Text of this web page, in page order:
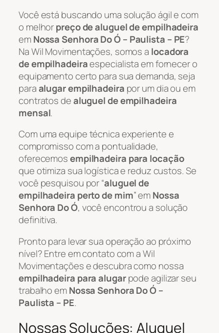
Você está buscando uma solução ágil e com
o melhorpreço de aluguel de empilhadeira
emNossa Senhora Do Ó – Paulista – PE?
Na Wil Movimentações, somos a locadora
de empilhadeiraespecialista em fornecer o
equipamento certo para sua demanda, seja
paraalugar empilhadeira por um dia ou em
contratos dealuguel de empilhadeira
mensal.
Com uma equipe técnica experiente e
compromisso com a pontualidade,
oferecemosempilhadeira para locação
que otimiza sua logística e reduz custos. Se
você pesquisou por “aluguel de
empilhadeira perto de mim” emNossa
Senhora Do Ó, você encontrou a solução
definitiva.
Pronto para levar sua operação ao próximo
nível? Entre em contato com a Wil
Movimentações e descubra como nossa
empilhadeira para alugarpode agilizar seu
trabalho emNossa Senhora Do Ó –
Paulista – PE.
Nossas Soluções: Aluguel